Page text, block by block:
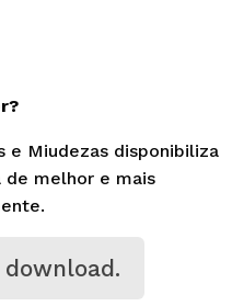
e Miudezas disponibiliza
de melhor e mais